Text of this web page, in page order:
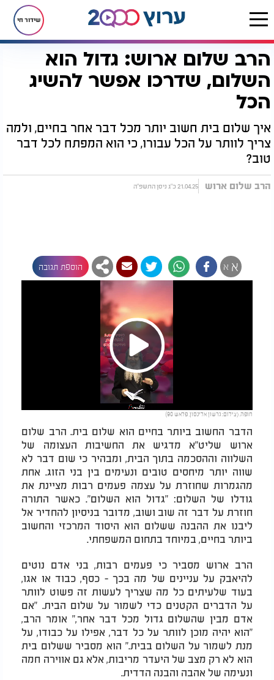
שידור חי
דף הבית יהדות הרב שלום ארוש: גדול הוא השלום, שדרכו אפשר להשיג הכל
הרב שלום ארוש: גדול הוא
השלום, שדרכו אפשר להשיג
הכל
איך שלום בית חשוב יותר מכל דבר אחר בחיים, ולמה
צריך לוותר על הכל עבורו, כי הוא המפתח לכל דבר
טוב?
הרב שלום ארוש 21.04.25 כ"ג ניסן התשפ"ה
א א הוספת תגובה
Play
Video
חופה. (צילום: גרשון אלינסון, פלאש 90)
הדבר החשוב ביותר בחיים הוא שלום בית. הרב שלום
ארוש שליט"א מדגיש את החשיבות העצומה של
השלווה וההסכמה בתוך הבית, ומבהיר כי שום דבר לא
שווה יותר מיחסים טובים ונעימים בין בני הזוג. אחת
מהגמרות שחוזרת על עצמה פעמים רבות מציינת את
גודלו של השלום: "גדול הוא השלום". כאשר התורה
חוזרת על דבר זה שוב ושוב, מדובר בניסיון להחדיר אל
ליבנו את ההבנה ששלום הוא היסוד המרכזי והחשוב
ביותר בחיים, במיוחד בתחום המשפחתי.
הרב ארוש מסביר כי פעמים רבות, בני אדם נוטים
להיאבק על עניינים של מה בכך - כסף, כבוד או אגו,
בעוד שלעיתים כל מה שצריך לעשות זה פשוט לוותר
על הדברים הקטנים כדי לשמור על שלום הבית. "אם
אדם מבין שהשלום גדול מכל דבר אחר," אומר הרב,
"הוא יהיה מוכן לוותר על כל דבר, אפילו על כבודו, על
מנת לשמור על השלום בבית." הוא מסביר ששלום בית
הוא לא רק מצב של היעדר מריבות, אלא גם אווירה חמה
ונעימה של אהבה והבנה הדדית.